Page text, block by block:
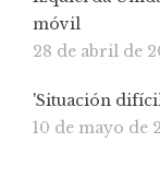
móvil
28 de abril de
'Situación
10 de mayo de